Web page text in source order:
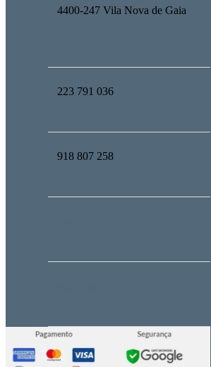
4400-247 Vila Nova de Gaia
223 791 036
918 807 258